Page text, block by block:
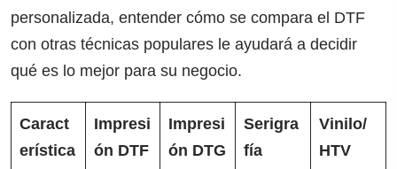
personalizada, entender cómo se compara el DTF
con otras técnicas populares le ayudará a decidir
qué es lo mejor para su negocio.
Caract
erística
Impresi
ón DTF
Impresi
ón DTG
Serigra
fía
Vinilo/
HTV